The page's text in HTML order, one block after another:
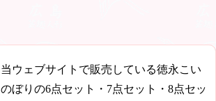
当ウェブサイトで販売している徳永こい
のぼりの6点セット・7点セット・8点セッ